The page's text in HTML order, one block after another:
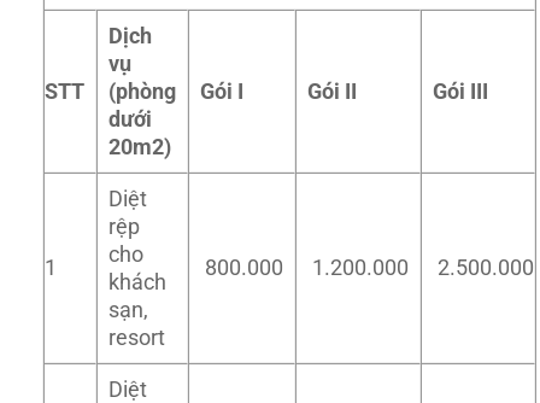
STT
Dịch
vụ
(phòng
dưới
20m2)
Gói I Gói II Gói III
1
Diệt
rệp
cho
khách
sạn,
resort
800.000 1.200.000 2.500.000
Diệt